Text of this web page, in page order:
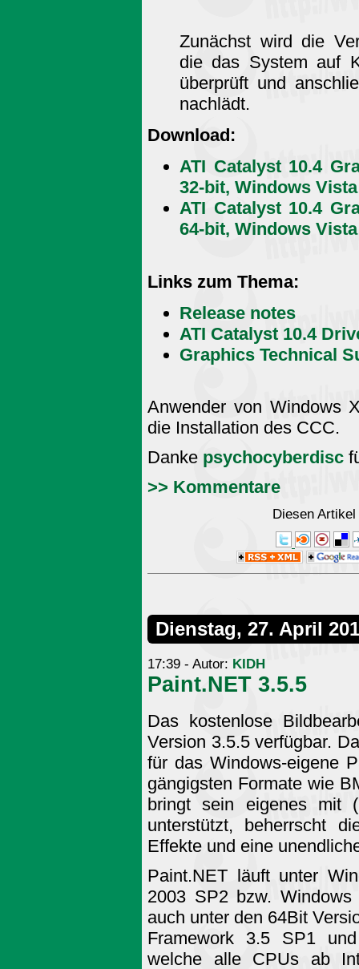
Zunächst wird die
die das System auf
überprüft und
nachlädt.
Download:
ATI Catalyst 10.4
32-bit, Windows
ATI Catalyst 10.4
64-bit, Windows
Links zum Thema:
Release notes
ATI Catalyst 10.4
Graphics Technical
Anwender von Windows
die Installation des CCC.
Danke psychocyberdisc
>> Kommentare
Diesen
Dienstag, 27. April
17:39 - Autor: KIDH
Paint.NET 3.5.5
Das kostenlose
Version 3.5.5 verfügbar.
für das Windows-eigene
gängigsten Formate wie
bringt sein eigenes mit
unterstützt, beherrscht
Effekte und eine
Paint.NET läuft unter
2003 SP2 bzw.
auch unter den 64Bit
Framework 3.5 SP1
welche alle CPUs ab